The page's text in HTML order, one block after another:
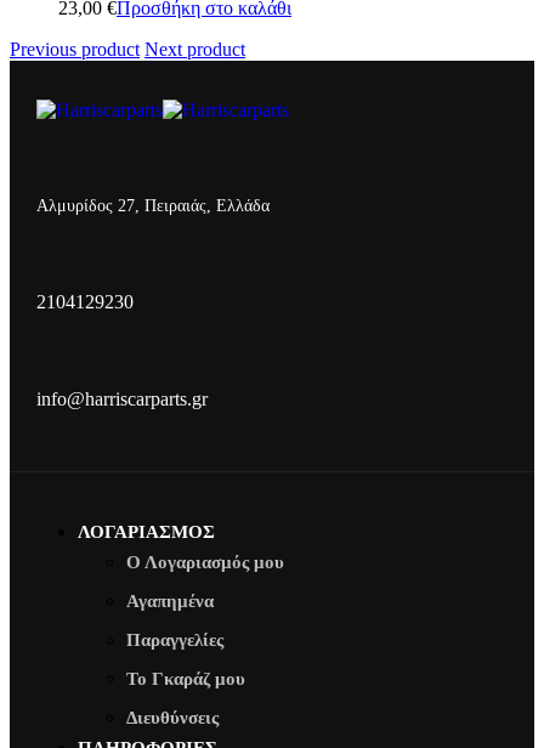
23,00 €Προσθήκη στο καλάθι
Previous product Next product
Αλμυρίδος 27, Πειραιάς, Ελλάδα
2104129230
info@harriscarparts.gr
ΛΟΓΑΡΙΑΣΜΟΣ
Ο Λογαριασμός μου
Αγαπημένα
Παραγγελίες
Το Γκαράζ μου
Διευθύνσεις